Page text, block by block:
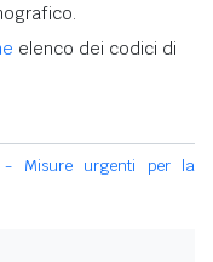
elenco dei codici di
- Misure urgenti per la